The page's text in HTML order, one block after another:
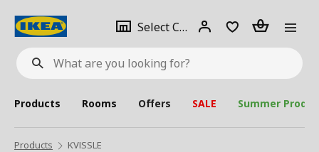
What
are
looking
for?
Select City Select
city
Login Piece(s)
Products Rooms Offers SALE Summer
Products KVISSLE